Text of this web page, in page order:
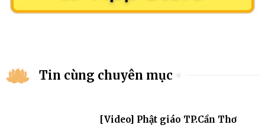
Tin cùng chuyên mục
[Video] Phật giáo TP.Cần Thơ